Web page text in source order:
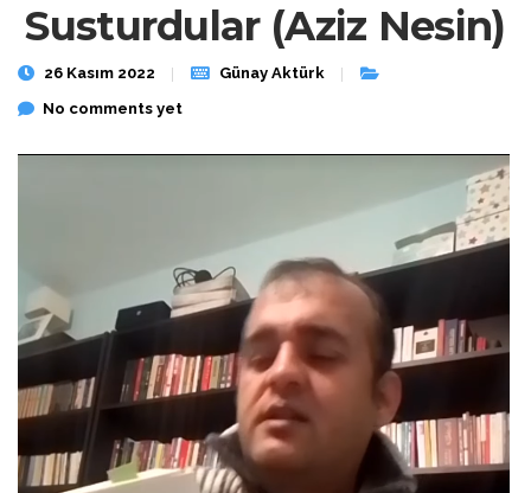
Susturdular (Aziz Nesin)
26 Kasım 2022
Günay Aktürk
No comments yet